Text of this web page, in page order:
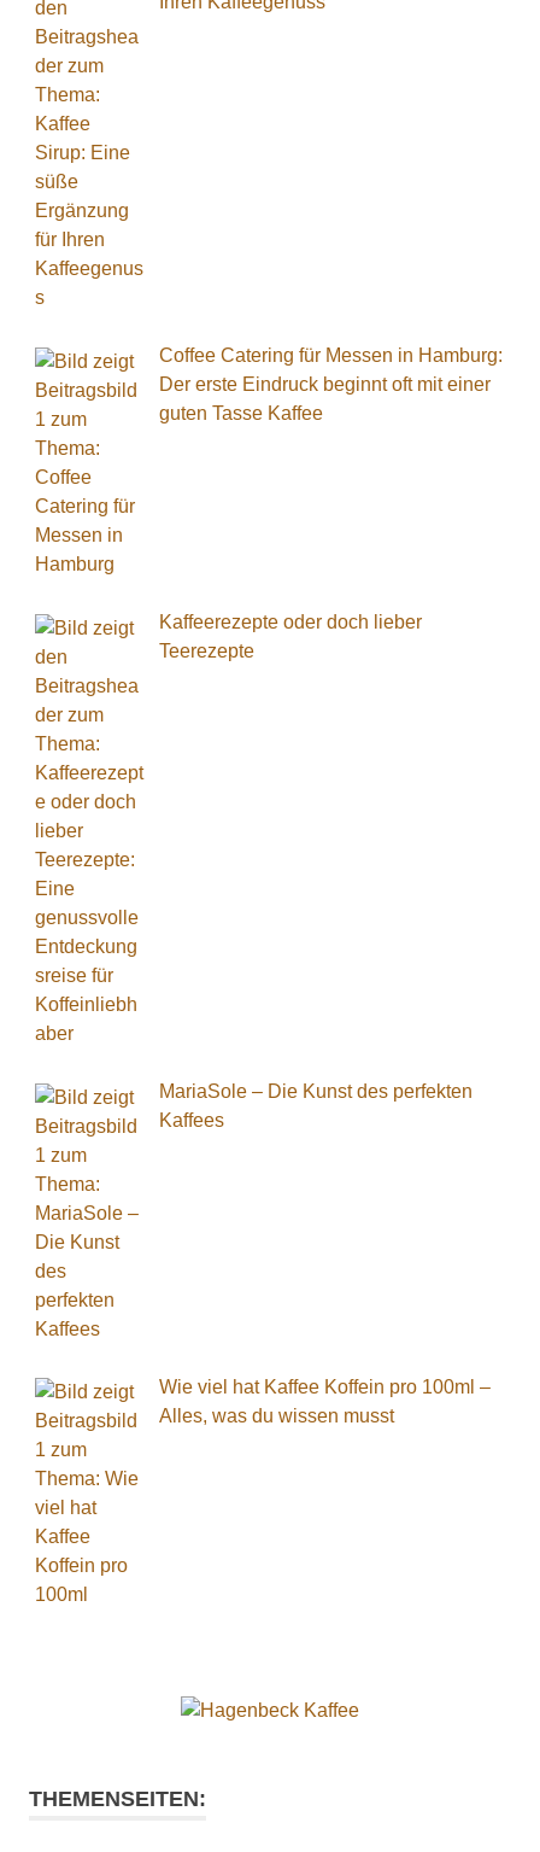
Coffee Catering für Messen in Hamburg:
Der erste Eindruck beginnt oft mit einer
guten Tasse Kaffee
Kaffeerezepte oder doch lieber
Teerezepte
MariaSole – Die Kunst des perfekten
Kaffees
Wie viel hat Kaffee Koffein pro 100ml –
Alles, was du wissen musst
THEMENSEITEN: